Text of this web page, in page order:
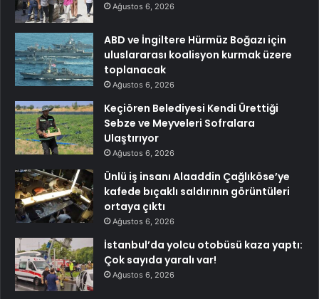
Ağustos 6, 2026
ABD ve İngiltere Hürmüz Boğazı için
uluslararası koalisyon kurmak üzere
toplanacak
Ağustos 6, 2026
Keçiören Belediyesi Kendi Ürettiği
Sebze ve Meyveleri Sofralara
Ulaştırıyor
Ağustos 6, 2026
Ünlü iş insanı Alaaddin Çağlıköse’ye
kafede bıçaklı saldırının görüntüleri
ortaya çıktı
Ağustos 6, 2026
İstanbul’da yolcu otobüsü kaza yaptı:
Çok sayıda yaralı var!
Ağustos 6, 2026